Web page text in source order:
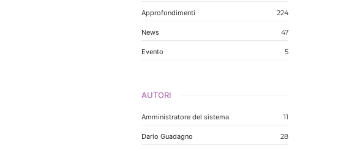
Approfondimenti 224
News 47
Evento 5
AUTORI
Amministratore del sistema 11
Dario Guadagno 28